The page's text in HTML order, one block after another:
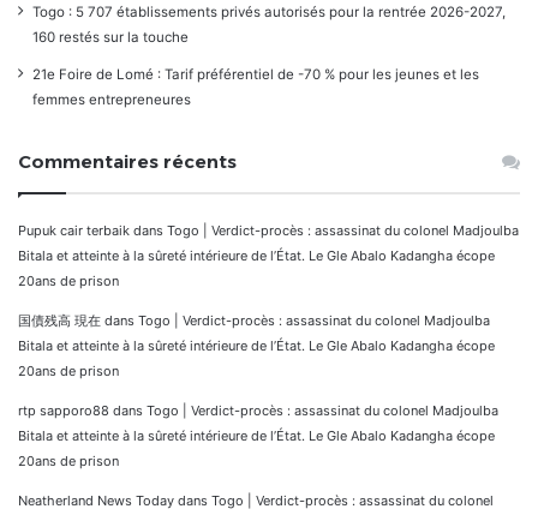
Togo : 5 707 établissements privés autorisés pour la rentrée 2026-2027,
160 restés sur la touche
21e Foire de Lomé : Tarif préférentiel de -70 % pour les jeunes et les
femmes entrepreneures
Commentaires récents
Pupuk cair terbaik dans Togo | Verdict-procès : assassinat du colonel Madjoulba
Bitala et atteinte à la sûreté intérieure de l’État. Le Gle Abalo Kadangha écope
20ans de prison
国債残高 現在 dans Togo | Verdict-procès : assassinat du colonel Madjoulba
Bitala et atteinte à la sûreté intérieure de l’État. Le Gle Abalo Kadangha écope
20ans de prison
rtp sapporo88 dans Togo | Verdict-procès : assassinat du colonel Madjoulba
Bitala et atteinte à la sûreté intérieure de l’État. Le Gle Abalo Kadangha écope
20ans de prison
Neatherland News Today dans Togo | Verdict-procès : assassinat du colonel